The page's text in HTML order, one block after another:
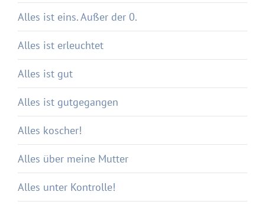
Alles ist eins. Außer der 0.
Alles ist erleuchtet
Alles ist gut
Alles ist gutgegangen
Alles koscher!
Alles über meine Mutter
Alles unter Kontrolle!